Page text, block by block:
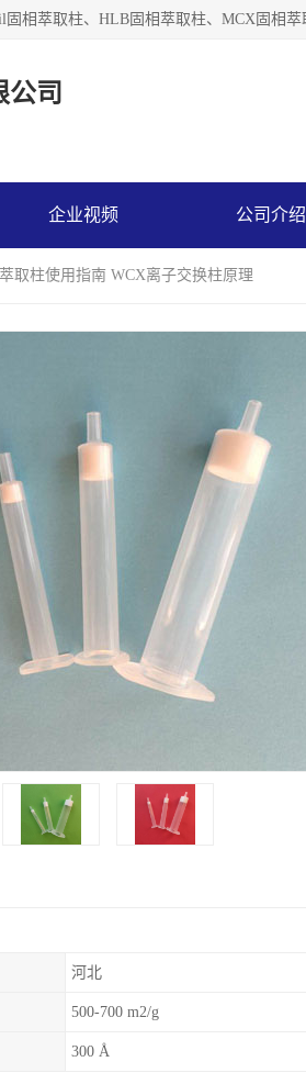
公司
企业视频 公司介绍
取柱使用指南 WCX离子交换柱原理
河北
500-700 m2/g
300 Å